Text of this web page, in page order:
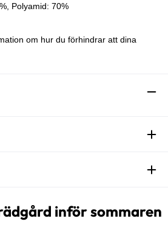
Polyamid: 70%
om hur du förhindrar att dina
inför sommaren